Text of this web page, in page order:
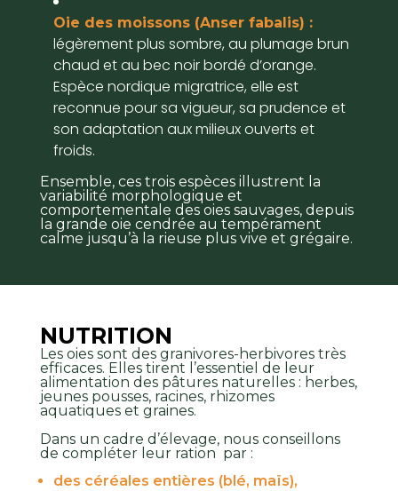
Oie des moissons (Anser fabalis) :
légèrement plus sombre, au plumage brun
chaud et au bec noir bordé d’orange.
Espèce nordique migratrice, elle est
reconnue pour sa vigueur, sa prudence et
son adaptation aux milieux ouverts et
froids.
Ensemble, ces trois espèces illustrent la
variabilité morphologique et
comportementale des oies sauvages, depuis
la grande oie cendrée au tempérament
calme jusqu’à la rieuse plus vive et grégaire.
NUTRITION
Les oies sont des granivores-herbivores très
efficaces. Elles tirent l’essentiel de leur
alimentation des pâtures naturelles : herbes,
jeunes pousses, racines, rhizomes
aquatiques et graines.
Dans un cadre d’élevage, nous conseillons
de compléter leur ration par :
des céréales entières (blé, maïs),